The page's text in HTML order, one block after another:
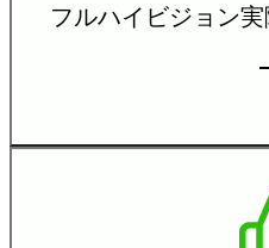
フルハイビジョン実